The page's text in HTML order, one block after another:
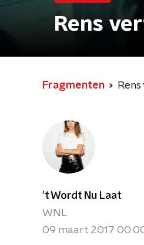
Rens
Fragmenten
't Wordt Nu Laat
WNL
09 maart 2017